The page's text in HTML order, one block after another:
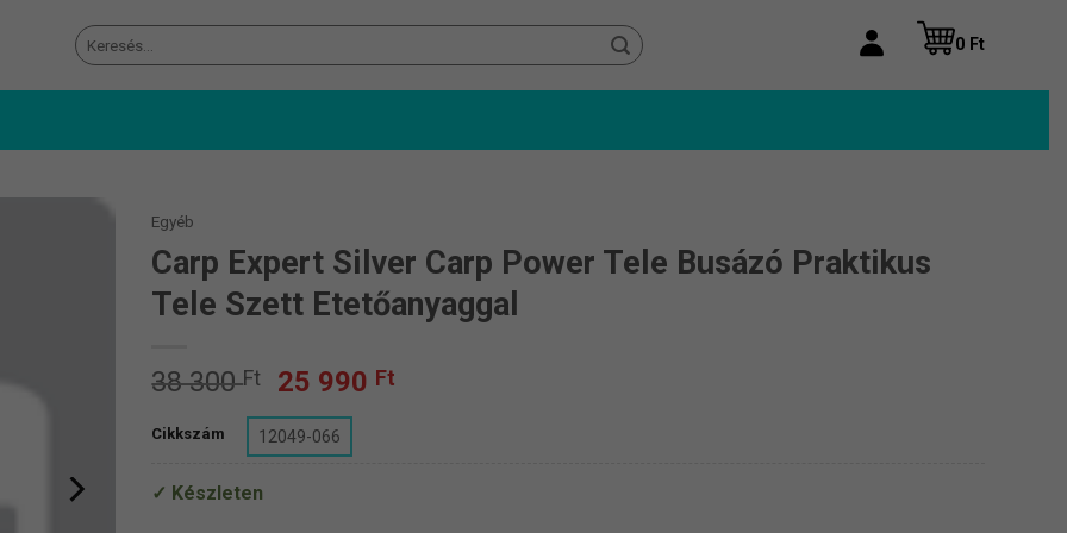
Keresés
a
0 Ft
Egyéb
Carp Expert Silver Carp Power Tele Busázó Praktikus
Tele Szett Etetőanyaggal
38 300Ft
Original
price
was:
38
25 990 FtCurrent
Cikkszám 12049-066
Készleten